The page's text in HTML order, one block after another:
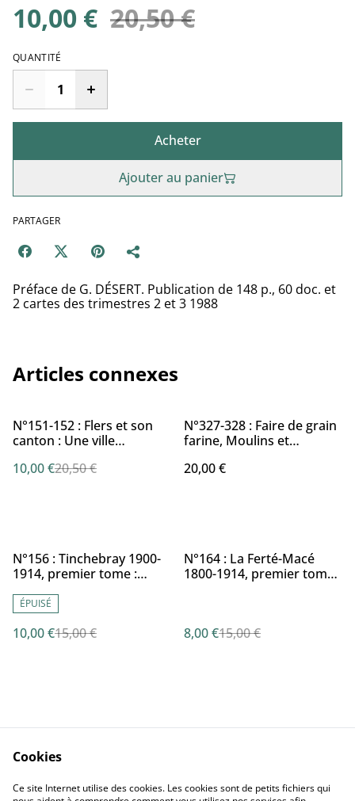
10,00 € 20,50 €
QUANTITÉ
Acheter
Ajouter au panier
PARTAGER
Préface de G. DÉSERT. Publication de 148 p., 60 doc. et
2 cartes des trimestres 2 et 3 1988
Articles connexes
%
N°151-152 : Flers et son
canton : Une ville
Bocage en criser J.C.
10,00 €20,50 €
N°327-328 : Faire de grain
farine, Moulins et
ornais, du début du XVIIe
20,00 €
%
N°156 : Tinchebray 1900-
1914, premier tome :
métamorphoses par M.
LAVOLLÉ
ÉPUISÉ
10,00 €15,00 €
%
N°164 : La Ferté-Macé
1800-1914, premier tome :
8,00 €15,00 €
Nous Contacter
Conditions Générales
Confidentialité
Cookies
Cookies
Ce site Internet utilise des cookies. Les cookies sont de petits fichiers qui